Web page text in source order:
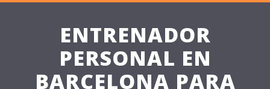
ENTRENADOR
PERSONAL EN
BARCELONA PARA